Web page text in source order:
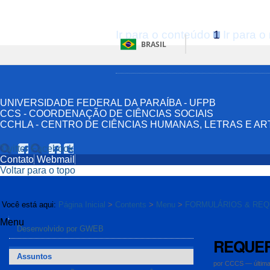
Ir para o conteúdo 1 Ir para o
BRASIL
UNIVERSIDADE FEDERAL DA PARAÍBA - UFPB
CCS - COORDENAÇÃO DE CIÊNCIAS SOCIAIS
CCHLA - CENTRO DE CIÊNCIAS HUMANAS, LETRAS E
Twitter Facebook
Contato Webmail
Você está aqui: Página Inicial > Contents > Menu > FORMULÁRIOS &
Menu
Navegação
Desenvolvido por GWEB
Assuntos
porCCCS —
Voltar para o topo